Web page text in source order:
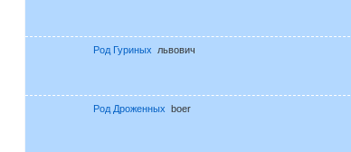
Род Гуриных
львович
Род Дроженных boer